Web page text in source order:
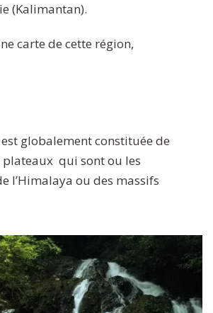
(Kalimantan).
carte de cette région,
globalement constituée de
plateaux qui sont ou les
l’Himalaya ou des massifs